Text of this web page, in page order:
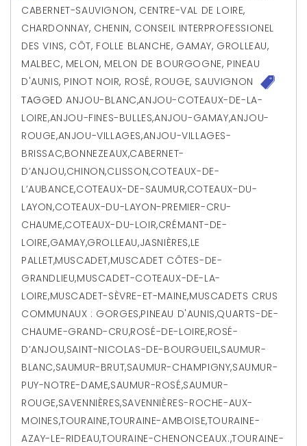
CABERNET-SAUVIGNON, CENTRE-VAL DE LOIRE,
CHARDONNAY, CHENIN, CONSEIL INTERPROFESSIONEL
DES VINS, CÔT, FOLLE BLANCHE, GAMAY, GROLLEAU,
MALBEC, MELON, MELON DE BOURGOGNE, PINEAU
D'AUNIS, PINOT NOIR, ROSÉ, ROUGE, SAUVIGNON
TAGGEDANJOU-BLANC,ANJOU-COTEAUX-DE-LA-
LOIRE,ANJOU-FINES-BULLES,ANJOU-GAMAY,ANJOU-
ROUGE,ANJOU-VILLAGES,ANJOU-VILLAGES-
BRISSAC,BONNEZEAUX,CABERNET-
D’ANJOU,CHINON,CLISSON,COTEAUX-DE-
L’AUBANCE,COTEAUX-DE-SAUMUR,COTEAUX-DU-
LAYON,COTEAUX-DU-LAYON-PREMIER-CRU-
CHAUME,COTEAUX-DU-LOIR,CRÉMANT-DE-
LOIRE,GAMAY,GROLLEAU,JASNIÈRES,LE
PALLET,MUSCADET,MUSCADET CÔTES-DE-
GRANDLIEU,MUSCADET-COTEAUX-DE-LA-
LOIRE,MUSCADET-SÈVRE-ET-MAINE,MUSCADETS CRUS
COMMUNAUX : GORGES,PINEAU D'AUNIS,QUARTS-DE-
CHAUME-GRAND-CRU,ROSÉ-DE-LOIRE,ROSÉ-
D’ANJOU,SAINT-NICOLAS-DE-BOURGUEIL,SAUMUR-
BLANC,SAUMUR-BRUT,SAUMUR-CHAMPIGNY,SAUMUR-
PUY-NOTRE-DAME,SAUMUR-ROSÉ,SAUMUR-
ROUGE,SAVENNIÈRES,SAVENNIÈRES-ROCHE-AUX-
MOINES,TOURAINE,TOURAINE-AMBOISE,TOURAINE-
AZAY-LE-RIDEAU,TOURAINE-CHENONCEAUX.,TOURAINE-